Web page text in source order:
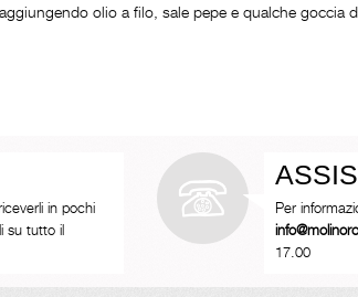
olio a filo, sale pepe e qualche goccia
in pochi
su tutto il
Per
17.00